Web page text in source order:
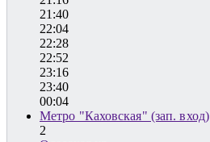
21:40
22:04
22:28
22:52
23:16
23:40
00:04
Метро "Каховская" (зап. вход)
2